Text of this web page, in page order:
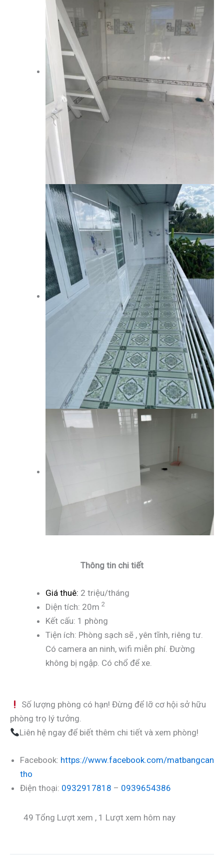
Thông tin chi tiết
Giá thuê: 2 triệu/tháng
Diện tích: 20m 2
Kết cấu: 1 phòng
Tiện ích: Phòng sạch sẽ , yên tĩnh, riêng tư.
Có camera an ninh, wifi miễn phí. Đường
không bị ngập. Có chổ để xe.
Số lượng phòng có hạn! Đừng để lỡ cơ hội sở hữu
phòng trọ lý tưởng.
Liên hệ ngay để biết thêm chi tiết và xem phòng!
Facebook: https://www.facebook.com/matbangcan
tho
Điện thoại: 0932917818 – 0939654386
49 Tổng Lượt xem , 1 Lượt xem hôm nay